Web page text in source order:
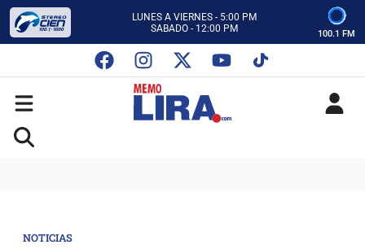
LUNES A VIERNES - 5:00 PM
SABADO - 12:00 PM
CON MEMO LIRA Y SU EQUIPO
LUNES A VIERNES - 5:00 PM
SABADO - 12:00 PM
100.1 FM
NOTICIAS